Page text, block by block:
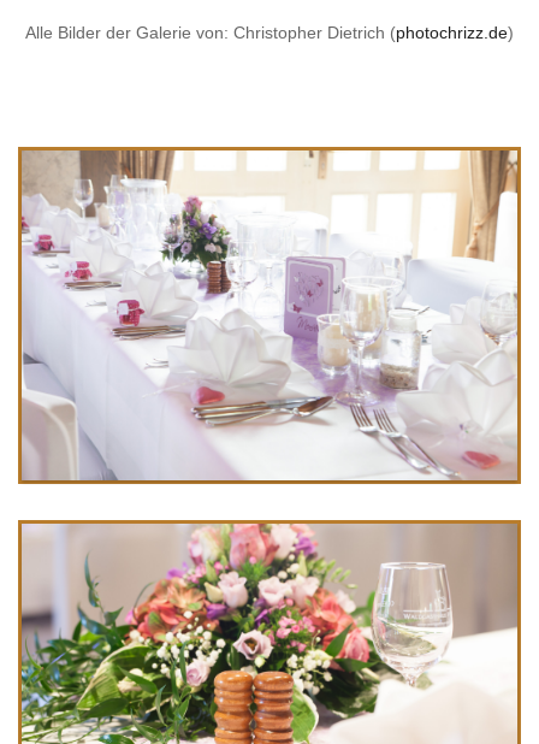
Alle Bilder der Galerie von: Christopher Dietrich (photochrizz.de)